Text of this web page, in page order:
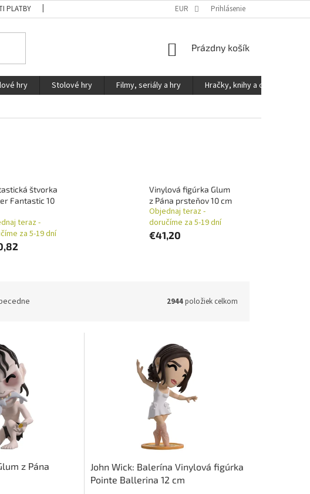
PLATBY PODMIENKY OCHRANY OSOBNÝCH ÚDAJOV
EUR Prihlásenie
NÁKUPNÝ
Prázdny košík
hry Stolové hry Filmy, seriály a hry
Hračky, knihy a ostatné
štvorka
Fantastic 10
teraz -
za 5-19 dní
Vinylová figúrka Glum
z Pána prsteňov 10 cm
Objednaj teraz -
doručíme za 5-19 dní
€41,20
2944položiek celkom
z Pána
John Wick: Balerína Vinylová figúrka
Pointe Ballerina 12 cm